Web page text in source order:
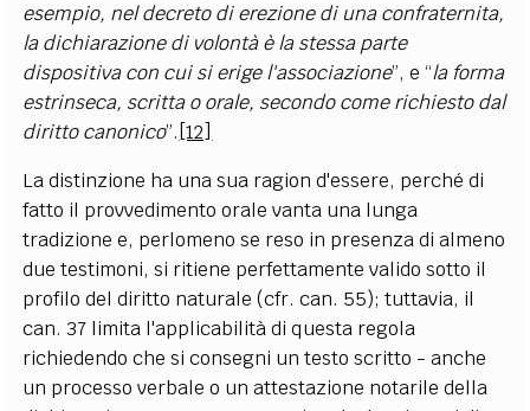
esempio, nel decreto di erezione di una confraternita,
la dichiarazione di volontà è la stessa parte
dispositiva con cui si erige l'associazione”, e “la forma
estrinseca, scritta o orale, secondo come richiesto dal
diritto canonico”. [12]
La distinzione ha una sua ragion d'essere, perché di
fatto il provvedimento orale vanta una lunga
tradizione e, perlomeno se reso in presenza di almeno
due testimoni, si ritiene perfettamente valido sotto il
profilo del diritto naturale (cfr. can. 55); tuttavia, il
can. 37 limita l'applicabilità di questa regola
richiedendo che si consegni un testo scritto - anche
un processo verbale o un attestazione notarile della